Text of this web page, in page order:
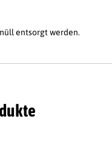
entsorgt werden.